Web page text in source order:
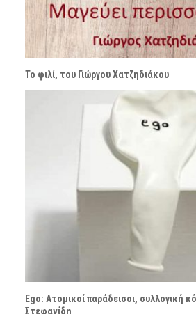
Το φιλί, του Γιώργου Χατζηδιάκου
Ego: Ατομικοί παράδεισοι, συλλογική
Στεφανίδη